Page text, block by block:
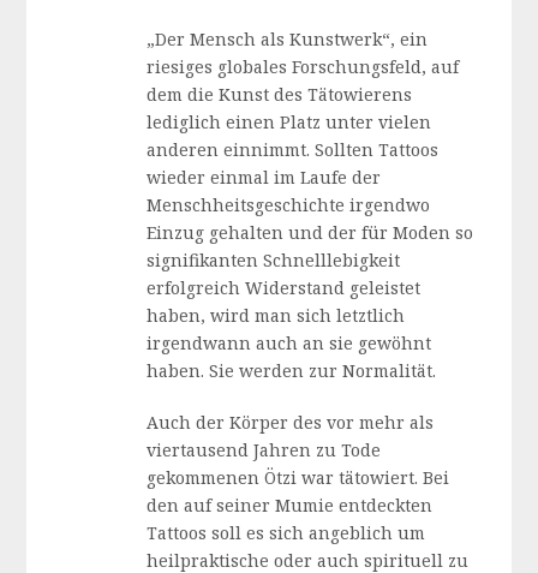
„Der Mensch als Kunstwerk“, ein
riesiges globales Forschungsfeld, auf
dem die Kunst des Tätowierens
lediglich einen Platz unter vielen
anderen einnimmt. Sollten Tattoos
wieder einmal im Laufe der
Menschheitsgeschichte irgendwo
Einzug gehalten und der für Moden so
signifikanten Schnelllebigkeit
erfolgreich Widerstand geleistet
haben, wird man sich letztlich
irgendwann auch an sie gewöhnt
haben. Sie werden zur Normalität.
Auch der Körper des vor mehr als
viertausend Jahren zu Tode
gekommenen Ötzi war tätowiert. Bei
den auf seiner Mumie entdeckten
Tattoos soll es sich angeblich um
heilpraktische oder auch spirituell zu